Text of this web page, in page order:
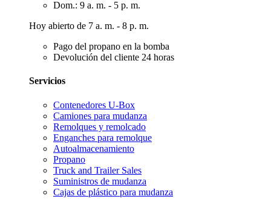
Dom.: 9 a. m. - 5 p. m.
Hoy abierto de 7 a. m. - 8 p. m.
Pago del propano en la bomba
Devolución del cliente 24 horas
Servicios
Contenedores U-Box
Camiones para mudanza
Remolques y remolcado
Enganches para remolque
Autoalmacenamiento
Propano
Truck and Trailer Sales
Suministros de mudanza
Cajas de plástico para mudanza